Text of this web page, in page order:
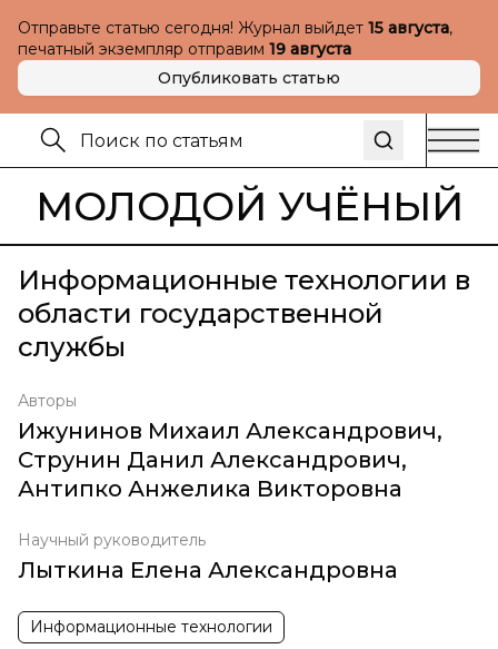
Отправьте статью сегодня! Журнал выйдет 15 августа,
печатный экземпляр отправим 19 августа
Опубликовать статью
МОЛОДОЙ УЧЁНЫЙ
Информационные технологии в
области государственной
службы
Авторы
Ижунинов Михаил Александрович,
Струнин Данил Александрович,
Антипко Анжелика Викторовна
Научный руководитель
Лыткина Елена Александровна
Информационные технологии